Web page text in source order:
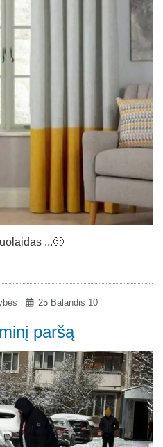
...🙂
25 Balandis 10
paršą